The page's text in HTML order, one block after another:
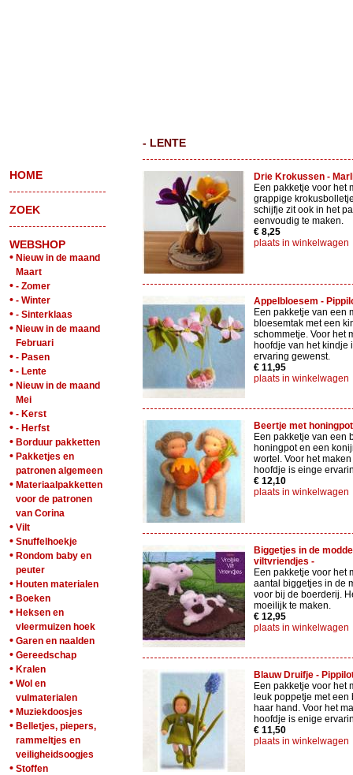
HOME
ZOEK
WEBSHOP
• Nieuw in de maand
Maart
• - Zomer
• - Winter
• - Sinterklaas
• Nieuw in de maand
Februari
• - Pasen
• - Lente
• Nieuw in de maand
Mei
• - Kerst
• - Herfst
• Borduur pakketten
• Pakketjes en
patronen algemeen
• Materiaalpakketten
voor de patronen
van Corina
• Vilt
• Snuffelhoekje
• Rondom baby en
peuter
• Houten materialen
• Boeken
• Heksen en
vleermuizen hoek
• Garen en naalden
• Gereedschap
• Kralen
• Wol en
vulmaterialen
• Muziekdoosjes
• Belletjes, piepers,
rammeltjes en
veiligheidsoogjes
• Stoffen
- LENTE
Drie Krokussen -
Een pakketje voor het
grappige
schijfje zit ook in het
eenvoudig te maken.
€ 8,25
plaats in winkelwagen
Appelbloesem -
Een pakketje van een
bloesemtak met een
schommetje. Voor het
hoofdje van het kindje
ervaring gewenst.
€ 11,95
plaats in winkelwagen
Beertje met
Een pakketje van een
honingpot en een
wortel. Voor het
hoofdje is einge
€ 12,10
plaats in winkelwagen
Biggetjes in de
viltvriendjes -
Een pakketje voor het
aantal biggetjes in de
voor bij de boerderij.
moeilijk te maken.
€ 12,95
plaats in winkelwagen
Blauw Druifje -
Een pakketje voor het
leuk poppetje met
haar hand. Voor het
hoofdje is enige
€ 11,50
plaats in winkelwagen